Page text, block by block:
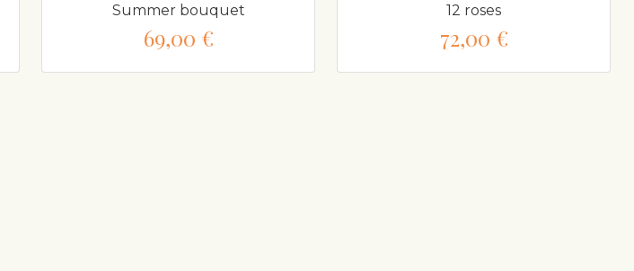
Summer bouquet
69,00 €
12 roses
72,00 €